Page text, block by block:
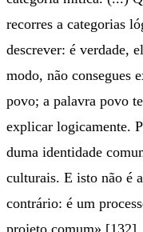
recorres a categorias
descrever: é verdade,
modo, não consegues
povo; a palavra povo
explicar logicamente.
duma identidade
culturais. E isto não é
contrário: é um